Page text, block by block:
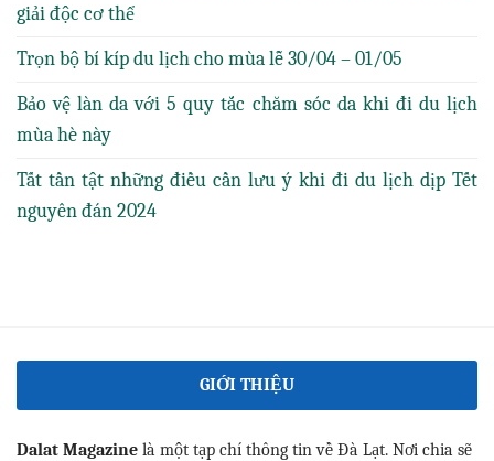
giải độc cơ thể
Trọn bộ bí kíp du lịch cho mùa lễ 30/04 – 01/05
Bảo vệ làn da với 5 quy tắc chăm sóc da khi đi du lịch
mùa hè này
Tất tần tật những điều cần lưu ý khi đi du lịch dịp Tết
nguyên đán 2024
GIỚI THIỆU
Dalat Magazine là một tạp chí thông tin về Đà Lạt. Nơi chia sẽ